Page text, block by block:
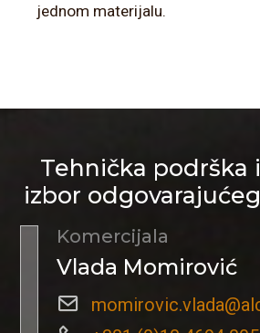
jednom materijalu.
Tehnička podrška
izbor
Komercijala
Vlada Momirović